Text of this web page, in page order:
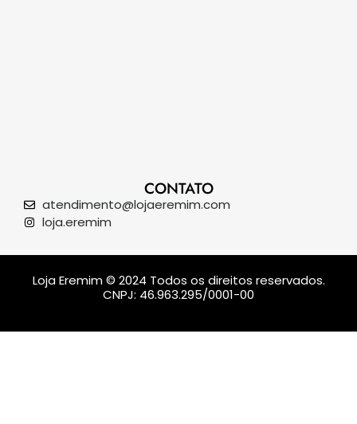
CONTATO
atendimento@lojaeremim.com
loja.eremim
Loja Eremim © 2024 Todos os direitos reservados.
CNPJ: 46.963.295/0001-00